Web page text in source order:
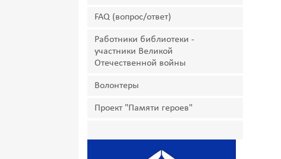
FAQ (вопрос/ответ)
Работники библиотеки -
участники Великой
Отечественной войны
Волонтеры
Проект "Памяти героев"